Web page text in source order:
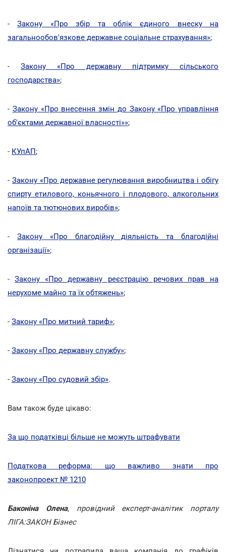
-Закону «Про збір та облік єдиного внеску на
загальнообов'язкове державне соціальне страхування»;
-Закону «Про державну підтримку сільського
господарства»;
- Закону «Про внесення змін до Закону «Про управління
об'єктами державної власності»»;
- КУпАП;
- Закону «Про державне регулювання виробництва і обігу
спирту етилового, коньячного і плодового, алкогольних
напоїв та тютюнових виробів»;
- Закону «Про благодійну діяльність та благодійні
організації»;
-Закону «Про державну реєстрацію речових прав на
нерухоме майно та їх обтяжень»;
- Закону «Про митний тариф»;
- Закону «Про державну службу»;
- Закону «Про судовий збір».
Вам також буде цікаво:
За що податківці більше не можуть штрафувати
Податкова реформа: що важливо знати про
законопроект № 1210
Баконіна Олена, провідний експерт-аналітик порталу
ЛІГА:ЗАКОН Бізнес